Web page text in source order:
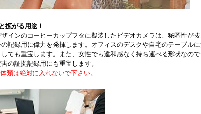
拡がる用途！
インのコーヒーカップフタに擬装したビデオカメラは、秘匿性が
記録用に偉力を発揮します。オフィスのデスクや自宅のテーブル
ても重宝します。また、女性でも違和感なく持ち運べる形状なので
の証拠記録用にも重宝します。
類は絶対に入れないで下さい。